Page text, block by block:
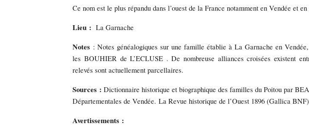
Ce nom est le plus répandu dans l’ouest de la France notamment en Vendée et
Lieu :La Garnache
Notes : Notes généalogiques sur une famille établie à La Garnache en
les BOUHIER de L’ECLUSE . De nombreuse alliances croisées existent
relevés sont actuellement parcellaires.
Sources : Dictionnaire historique et biographique des familles du Poitou par
Départementales de Vendée.La Revue historique de l’Ouest 1896 (Gallica
Avertissements :